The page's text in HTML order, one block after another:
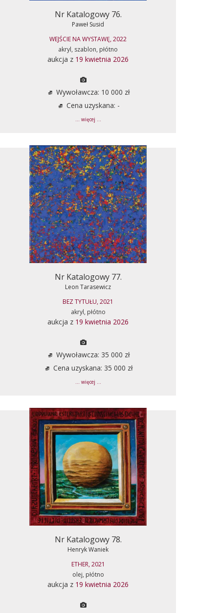
Nr Katalogowy 76.
Paweł Susid
WEJŚCIE NA WYSTAWĘ, 2022
akryl, szablon, płótno
aukcja z 19 kwietnia 2026
Wywoławcza: 10 000 zł
Cena uzyskana: -
... więcej ...
Nr Katalogowy 77.
Leon Tarasewicz
BEZ TYTUŁU, 2021
akryl, płótno
aukcja z 19 kwietnia 2026
Wywoławcza: 35 000 zł
Cena uzyskana: 35 000 zł
... więcej ...
Nr Katalogowy 78.
Henryk Waniek
ETHER, 2021
olej, płótno
aukcja z 19 kwietnia 2026